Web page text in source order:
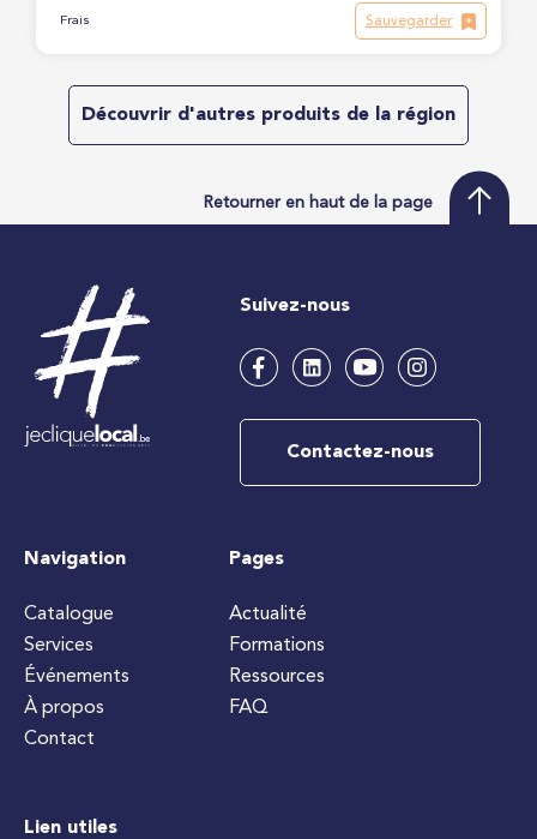
Frais Sauvegarder
Découvrir d'autres produits de la région
Retourner en haut de la page
Suivez-nous
Contactez-nous
Navigation
Catalogue
Services
Événements
À propos
Contact
Pages
Actualité
Formations
Ressources
FAQ
Lien utiles